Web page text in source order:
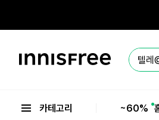
으
이
카테고리 ~60%